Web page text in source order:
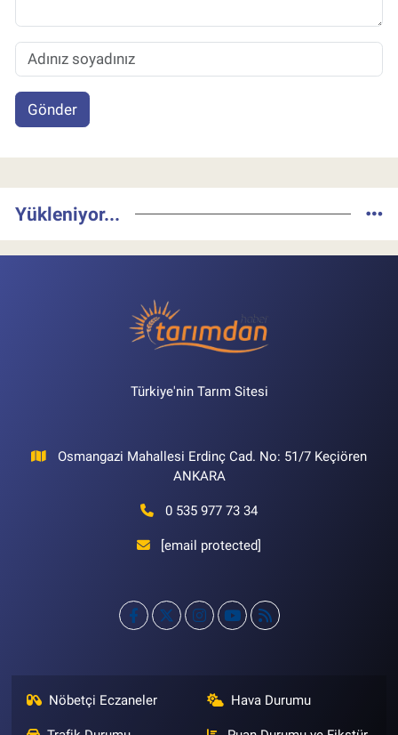
Gönder
Yükleniyor...
Türkiye'nin Tarım Sitesi
Osmangazi Mahallesi Erdinç Cad. No: 51/7 Keçiören
ANKARA
0 535 977 73 34
[email protected]
Nöbetçi Eczaneler Hava Durumu